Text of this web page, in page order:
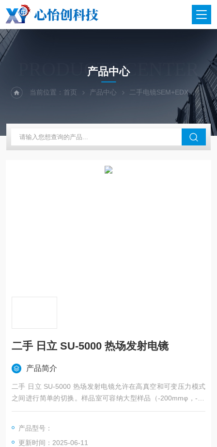
PRODUCTS CENTER
产品中心
当前位置：首页 产品中心 二手电镜SEM+EDX 二手
二手 日立 SU-5000 热场发射电镜
产品简介
二手 日立 SU-5000 热场发射电镜允许在高真空和可变压力模式
之间进行简单的切换。样品室可容纳大型样品（-200mmφ，-80
mmH）。使用无场光学元件和可变压力轻松对任何类型的样品进
可以轻松倾斜和旋转，影像依然保持居中和聚焦。
产品型号：
更新时间：2025-06-11